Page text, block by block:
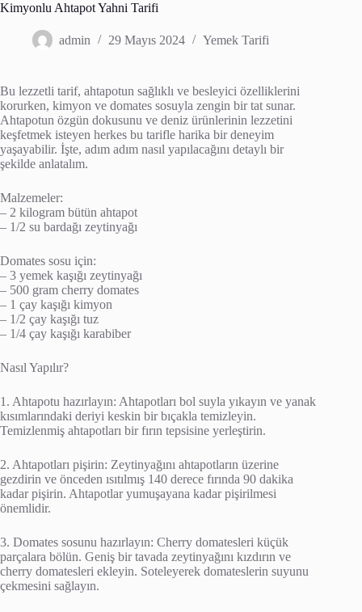
Kimyonlu Ahtapot Yahni Tarifi
admin 29 Mayıs 2024 Yemek Tarifi
Bu lezzetli tarif, ahtapotun sağlıklı ve besleyici özelliklerini
korurken, kimyon ve domates sosuyla zengin bir tat sunar.
Ahtapotun özgün dokusunu ve deniz ürünlerinin lezzetini
keşfetmek isteyen herkes bu tarifle harika bir deneyim
yaşayabilir. İşte, adım adım nasıl yapılacağını detaylı bir
şekilde anlatalım.
Malzemeler:
– 2 kilogram bütün ahtapot
– 1/2 su bardağı zeytinyağı
Domates sosu için:
– 3 yemek kaşığı zeytinyağı
– 500 gram cherry domates
– 1 çay kaşığı kimyon
– 1/2 çay kaşığı tuz
– 1/4 çay kaşığı karabiber
Nasıl Yapılır?
1. Ahtapotu hazırlayın: Ahtapotları bol suyla yıkayın ve yanak
kısımlarındaki deriyi keskin bir bıçakla temizleyin.
Temizlenmiş ahtapotları bir fırın tepsisine yerleştirin.
2. Ahtapotları pişirin: Zeytinyağını ahtapotların üzerine
gezdirin ve önceden ısıtılmış 140 derece fırında 90 dakika
kadar pişirin. Ahtapotlar yumuşayana kadar pişirilmesi
önemlidir.
3. Domates sosunu hazırlayın: Cherry domatesleri küçük
parçalara bölün. Geniş bir tavada zeytinyağını kızdırın ve
cherry domatesleri ekleyin. Soteleyerek domateslerin suyunu
çekmesini sağlayın.